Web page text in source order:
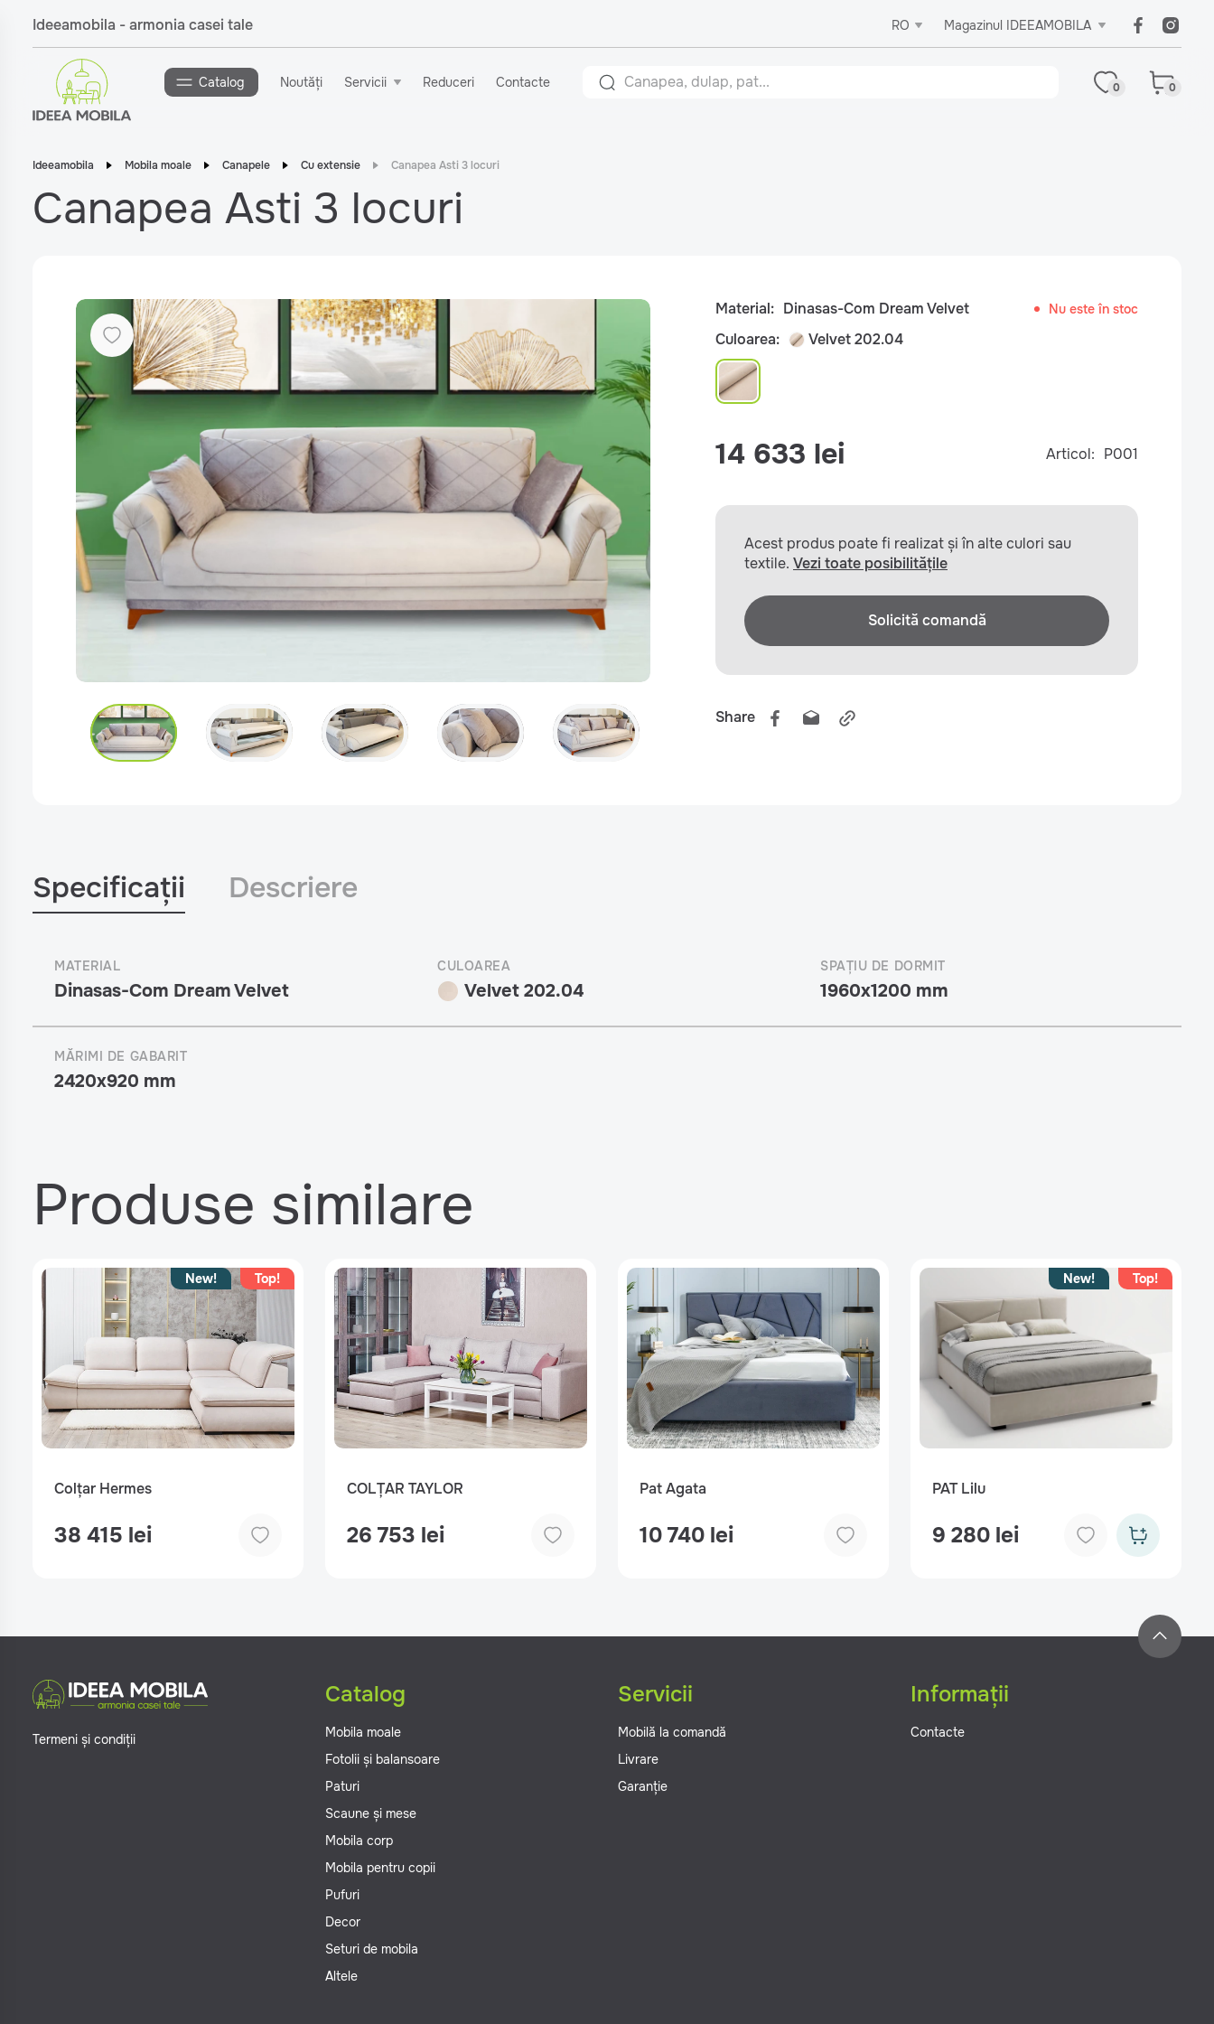
Ideeamobila - armonia casei tale RO Magazinul IDEEAMOBILA
Catalog Noutăți Servicii Reduceri Contacte 0 0
Ideeamobila Mobila moale Canapele Cu extensie Canapea Asti 3 locuri
Canapea Asti 3 locuri
Material: Dinasas-Com Dream Velvet Nu este în stoc
Culoarea: Velvet 202.04
14 633 lei Articol: P001
Share
Acest produs poate fi realizat și în alte culori sau
textile. Vezi toate posibilitățile
Solicită comandă
Specificații Descriere
MATERIAL
Dinasas-Com Dream Velvet
CULOAREA
Velvet 202.04
SPAȚIU DE DORMIT
1960x1200 mm
MĂRIMI DE GABARIT
2420x920 mm
Produse similare
New! Top!
Colțar Hermes
38 415 lei
COLȚAR TAYLOR
26 753 lei
Pat Agata
10 740 lei
New! Top!
PAT Lilu
9 280 lei
Termeni și condiții
Catalog
Mobila moale
Fotolii și balansoare
Paturi
Scaune și mese
Mobila corp
Mobila pentru copii
Pufuri
Decor
Seturi de mobila
Altele
Servicii
Mobilă la comandă
Livrare
Garanție
Informații
Contacte